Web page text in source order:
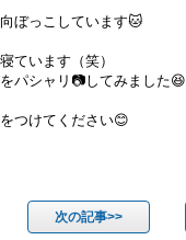
ぼっこしています🐱
ています（笑）
パシャリ📷してみました😆
つけてください😊
次の記事>>